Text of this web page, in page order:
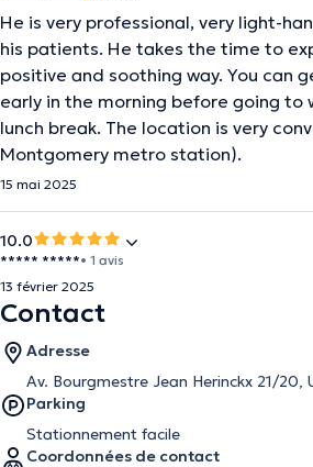
He is very professional, very light-
his patients. He takes the time to
positive and soothing way. You can
early in the morning before going to
lunch break. The location is very
Montgomery metro station).
15 mai 2025
10.0
***** *****• 1 avis
13 février 2025
Contact
Adresse
Av. Bourgmestre Jean Herinckx 21/20,
Parking
Stationnement facile
Coordonnées de contact